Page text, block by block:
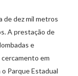
de dez mil metros
A prestação de
e
cercamento em
Parque Estadual